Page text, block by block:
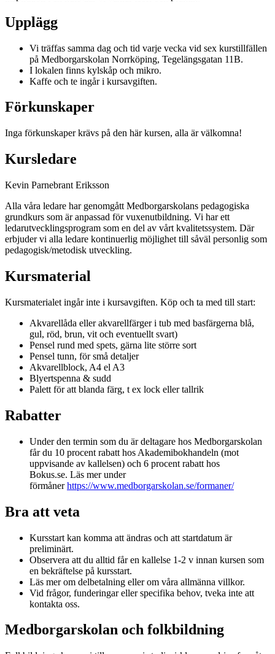
Upplägg
Vi träffas samma dag och tid varje vecka vid sex kurstillfällen
på Medborgarskolan Norrköping, Tegelängsgatan 11B.
I lokalen finns kylskåp och mikro.
Kaffe och te ingår i kursavgiften.
Förkunskaper
Inga förkunskaper krävs på den här kursen, alla är välkomna!
Kursledare
Kevin Parnebrant Eriksson
Alla våra ledare har genomgått Medborgarskolans pedagogiska
grundkurs som är anpassad för vuxenutbildning. Vi har ett
ledarutvecklingsprogram som en del av vårt kvalitetssystem. Där
erbjuder vi alla ledare kontinuerlig möjlighet till såväl personlig som
pedagogisk/metodisk utveckling.
Kursmaterial
Kursmaterialet ingår inte i kursavgiften. Köp och ta med till start:
Akvarellåda eller akvarellfärger i tub med basfärgerna blå,
gul, röd, brun, vit och eventuellt svart)
Pensel rund med spets, gärna lite större sort
Pensel tunn, för små detaljer
Akvarellblock, A4 el A3
Blyertspenna & sudd
Palett för att blanda färg, t ex lock eller tallrik
Rabatter
Under den termin som du är deltagare hos Medborgarskolan
får du 10 procent rabatt hos Akademibokhandeln (mot
uppvisande av kallelsen) och 6 procent rabatt hos
Bokus.se. Läs mer under
förmånerhttps://www.medborgarskolan.se/formaner/
Bra att veta
Kursstart kan komma att ändras och att startdatum är
preliminärt.
Observera att du alltid får en kallelse 1-2 v innan kursen som
en bekräftelse på kursstart.
Läs mer om delbetalning eller om våra allmänna villkor.
Vid frågor, funderingar eller specifika behov, tveka inte att
kontakta oss.
Medborgarskolan och folkbildning